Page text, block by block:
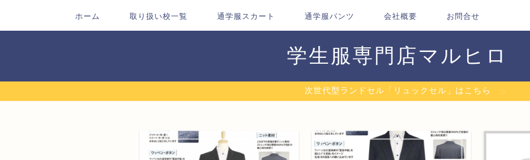
ホーム 取り扱い校一覧 通学服スカート 通学服パンツ 会社概要 お問合せ
学生服専門店マルヒロ
次世代型ランドセル「リュックセル」はこちら